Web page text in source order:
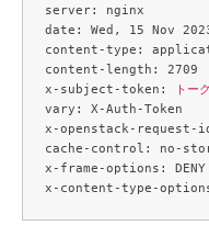
server: nginx
date: Wed, 15 Nov
content-type:
content-length: 2709
x-subject-token:
トー
vary: X-Auth-Token
x-openstack-request-
cache-control: no-
x-frame-options: DENY